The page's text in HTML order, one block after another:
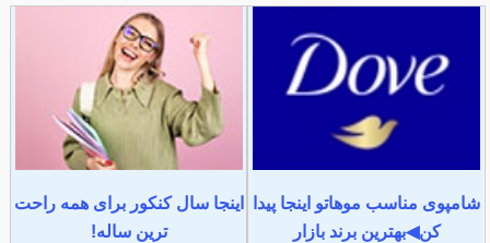
شامپوی مناسب موهاتو اینجا پیدا
کن◀بهترین برند بازار
اینجا سال کنکور برای همه راحت
ترین ساله!